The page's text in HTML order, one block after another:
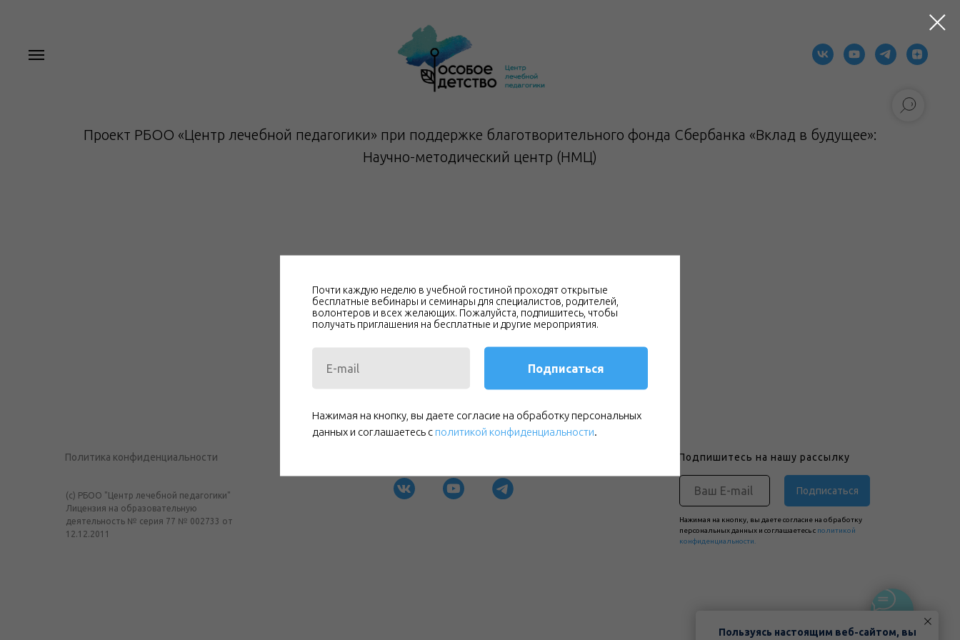
Проект РБОО «Центр лечебной педагогики» при поддержке благотворительного фонда Сбербанка «Вклад в будущее»:
Научно-методический центр (НМЦ)
Политика конфиденциальности
Подписаться
(c) РБОО "Центр лечебной педагогики"
Лицензия на образовательную
деятельность № серия 77 № 002733 от
12.12.2011
Подпишитесь на нашу рассылку
Нажимая на кнопку, вы даете согласие на обработку
персональных данных и соглашаетесь c политикой
конфиденциальности.
Почти каждую неделю в учебной гостиной проходят открытые
бесплатные вебинары и семинары для специалистов, родителей,
волонтеров и всех желающих. Пожалуйста, подпишитесь, чтобы
получать приглашения на бесплатные и другие мероприятия.
Подписаться
Нажимая на кнопку, вы даете согласие на обработку персональных
данных и соглашаетесь c политикой конфиденциальности.
Пользуясь настоящим веб-сайтом, вы